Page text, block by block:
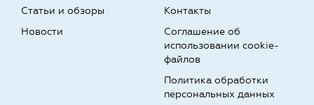
Статьи и обзоры
Новости
Контакты
Соглашение об
использовании cookie-
файлов
Политика обработки
персональных данных